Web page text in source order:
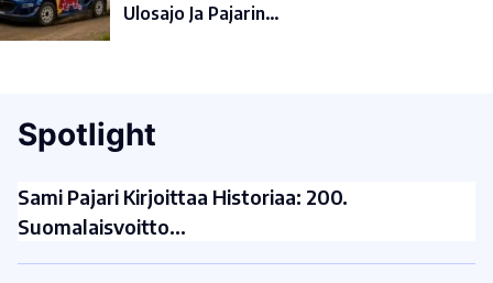
Ulosajo Ja Pajarin…
Spotlight
Sami Pajari Kirjoittaa Historiaa: 200.
Suomalaisvoitto…